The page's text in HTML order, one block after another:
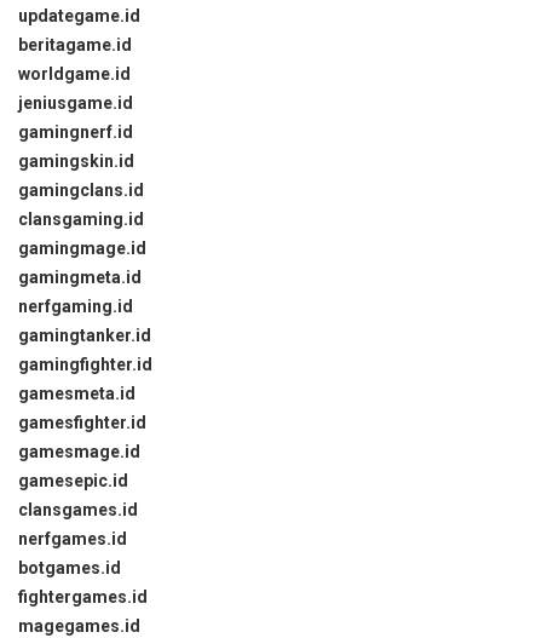
updategame.id
beritagame.id
worldgame.id
jeniusgame.id
gamingnerf.id
gamingskin.id
gamingclans.id
clansgaming.id
gamingmage.id
gamingmeta.id
nerfgaming.id
gamingtanker.id
gamingfighter.id
gamesmeta.id
gamesfighter.id
gamesmage.id
gamesepic.id
clansgames.id
nerfgames.id
botgames.id
fightergames.id
magegames.id